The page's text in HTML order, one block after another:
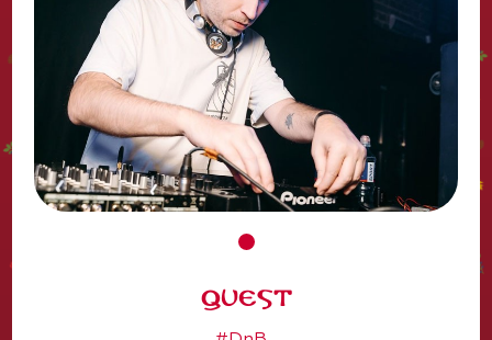
QUEST